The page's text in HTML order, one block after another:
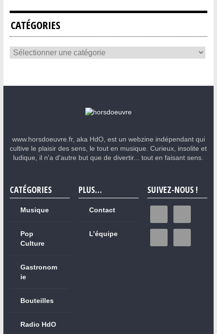
CATÉGORIES
www.horsdoeuvre.fr, aka HdO, est un webzine indépendant qui
cultive le plaisir des sens, le tout en musique. Curieux, insolite et
ludique, il n'a d'autre but que de divertir... tout en faisant sens.
CATÉGORIES
Musique
Pop
Culture
Gastronom
ie
Bouteilles
Radio HdO
PLUS…
Contact
L’équipe
SUIVEZ-NOUS !